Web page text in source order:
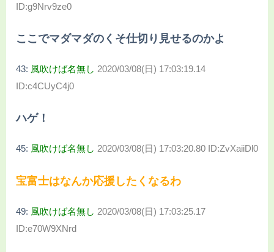
ID:g9Nrv9ze0
ここでマダマダのくそ仕切り見せるのかよ
43: 風吹けば名無し 2020/03/08(日) 17:03:19.14
ID:c4CUyC4j0
ハゲ！
45: 風吹けば名無し 2020/03/08(日) 17:03:20.80 ID:ZvXaiiDl0
宝富士はなんか応援したくなるわ
49: 風吹けば名無し 2020/03/08(日) 17:03:25.17
ID:e70W9XNrd